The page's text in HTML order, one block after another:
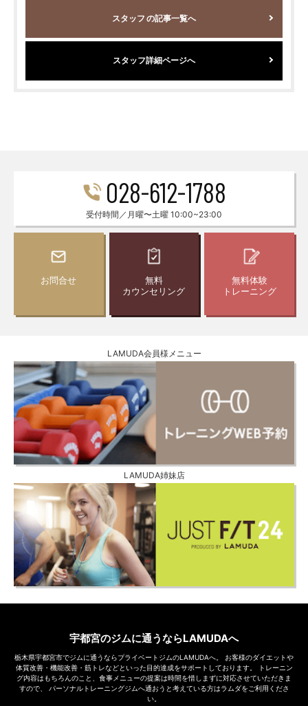
スタッフ の記事一覧へ
スタッフ詳細ページへ
028-612-1788
受付時間／月曜〜土曜 10:00~23:00
お問合せ
無料
カウンセリング
無料体験
トレーニング
LAMUDA会員様メニュー
LAMUDA姉妹店
宇都宮のジムに通うならLAMUDAへ
栃木県宇都宮市でジムに通うならプライベートジムのLAMUDAへ。
お客様のダイエットや
体質改善・機能改善・筋トレなどといった目的達成をサポートしております。
トレーニン
グ内容はもちろんのこと、食事メニューの提案は時間を惜しまずに対応させていただきま
すので、
パーソナルトレーニングジムへ通おうと考えている方はラムダをご利用くださ
い。